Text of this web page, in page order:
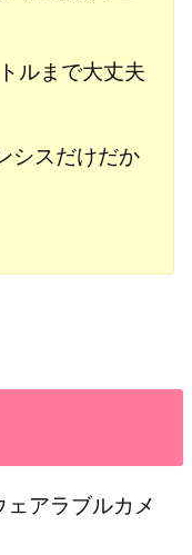
ルまで大丈夫
シスだけだか
アラブルカメ